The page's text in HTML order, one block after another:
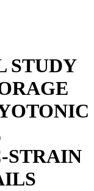
STUDY
STRAIN